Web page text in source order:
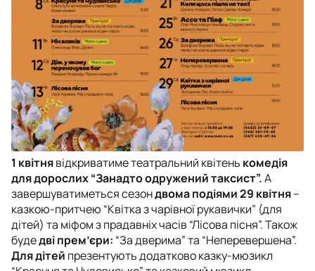
1 квітнявідкриватиме театральний квітень комедія
для дорослих “Занадто одружений таксист”.А
завершуватиметься сезондвома подіями 29 квітня–
казкою-притчею “Квітка з чарівної рукавички” (для
дітей) та міфом з прадавніх часів “Лісова пісня”. Також
будедві прем’єри: “За дверима” та “Неперевершена”.
Для дітей презентують додатково казку-мюзикл